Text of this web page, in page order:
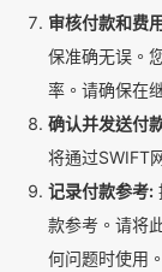
审核付款和费
保准确无误。
率。请确保在
确认并发送付
将通过SWIFT
记录付款参考:
款参考。请将
何问题时使用。